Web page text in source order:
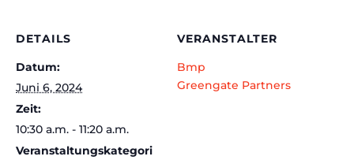
DETAILS
Datum:
Juni 6, 2024
Zeit:
10:30 a.m. - 11:20 a.m.
Veranstaltungskategori
VERANSTALTER
Bmp
Greengate Partners